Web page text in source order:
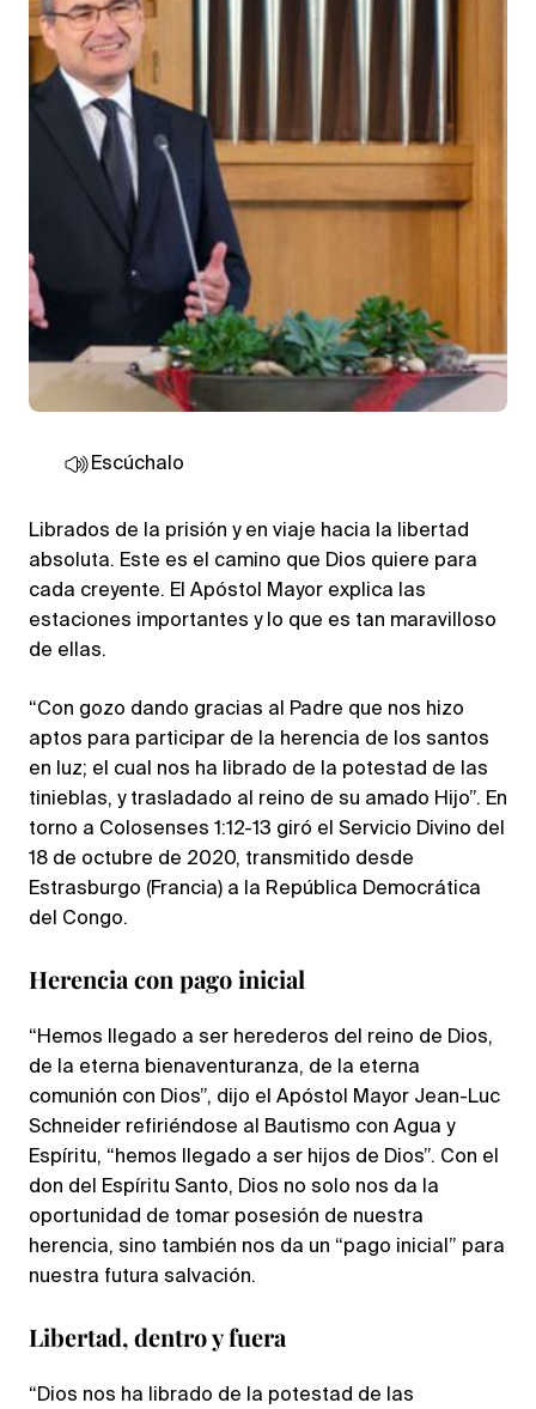
Escúchalo
Librados de la prisión y en viaje hacia la libertad
absoluta. Este es el camino que Dios quiere para
cada creyente. El Apóstol Mayor explica las
estaciones importantes y lo que es tan maravilloso
de ellas.
“Con gozo dando gracias al Padre que nos hizo
aptos para participar de la herencia de los santos
en luz; el cual nos ha librado de la potestad de las
tinieblas, y trasladado al reino de su amado Hijo”. En
torno a Colosenses 1:12-13 giró el Servicio Divino del
18 de octubre de 2020, transmitido desde
Estrasburgo (Francia) a la República Democrática
del Congo.
Herencia con pago inicial
“Hemos llegado a ser herederos del reino de Dios,
de la eterna bienaventuranza, de la eterna
comunión con Dios”, dijo el Apóstol Mayor Jean-Luc
Schneider refiriéndose al Bautismo con Agua y
Espíritu, “hemos llegado a ser hijos de Dios”. Con el
don del Espíritu Santo, Dios no solo nos da la
oportunidad de tomar posesión de nuestra
herencia, sino también nos da un “pago inicial” para
nuestra futura salvación.
Libertad, dentro y fuera
“Dios nos ha librado de la potestad de las